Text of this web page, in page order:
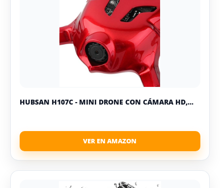
HUBSAN H107C - MINI DRONE CON CÁMARA HD,...